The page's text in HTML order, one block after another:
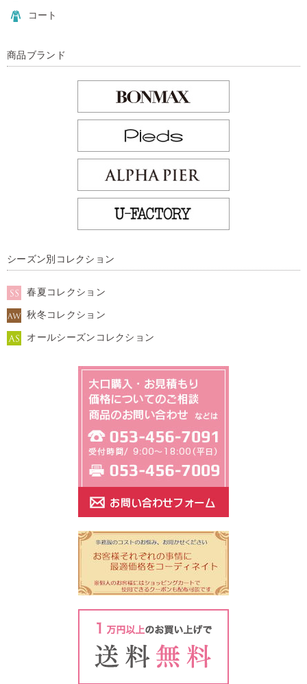
コート
商品ブランド
シーズン別コレクション
春夏コレクション
秋冬コレクション
オールシーズンコレクション